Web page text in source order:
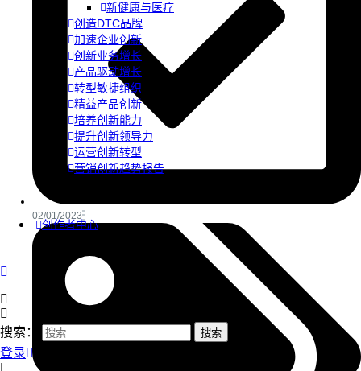
新健康与医疗
创造DTC品牌
加速企业创新
创新业务增长
产品驱动增长
转型敏捷组织
精益产品创新
培养创新能力
提升创新领导力
运营创新转型
营销创新趋势报告
创作者中心
搜索：
登录
02/01/2023